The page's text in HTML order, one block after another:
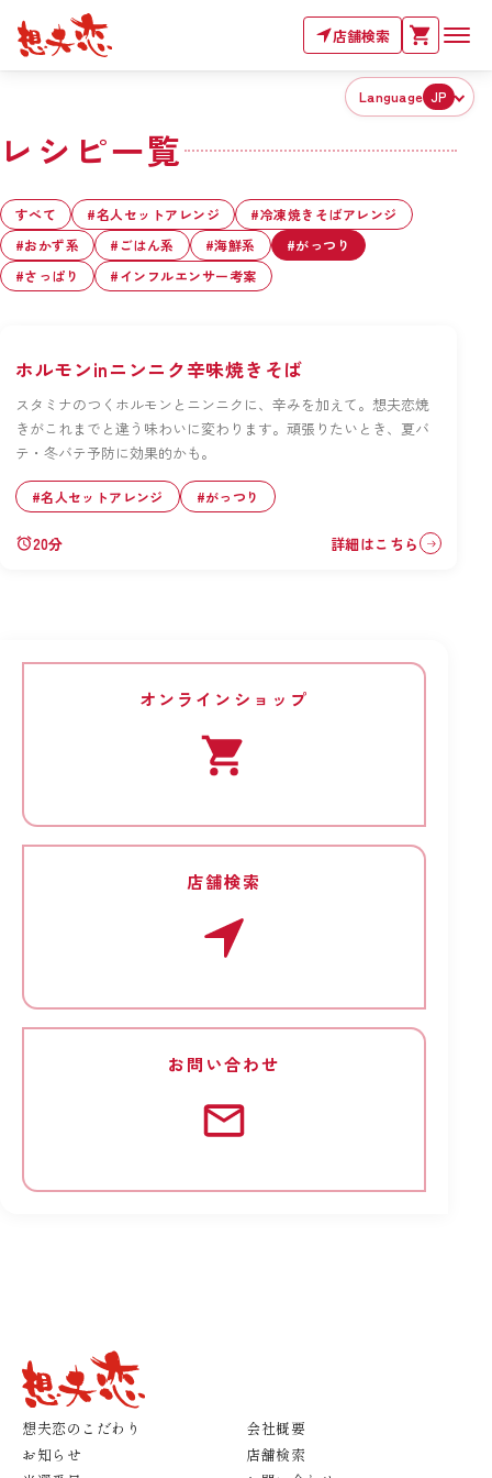
店舗検索
Language JP
レシピ一覧
すべて #名人セットアレンジ #冷凍焼きそばアレンジ
#おかず系 #ごはん系 #海鮮系 #がっつり
#さっぱり #インフルエンサー考案
ホルモンinニンニク辛味焼きそば
スタミナのつくホルモンとニンニクに、辛みを加えて。想夫恋焼
きがこれまでと違う味わいに変わります。頑張りたいとき、夏バ
テ・冬バテ予防に効果的かも。
#名人セットアレンジ #がっつり
20分 詳細はこちら
オンラインショップ
店舗検索
お問い合わせ
想夫恋のこだわり
お知らせ
会社概要
店舗検索